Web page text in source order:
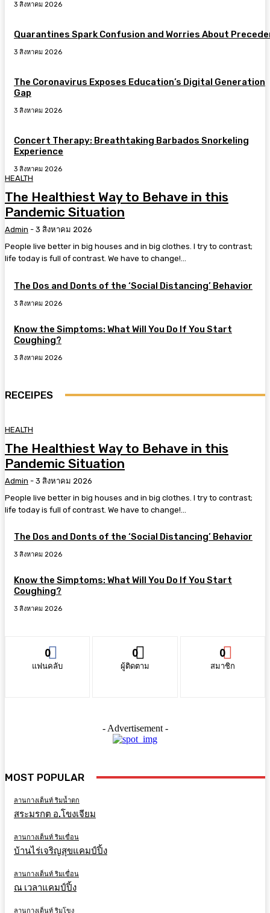
3 สิงหาคม 2026
Quarantines Spark Confusion and Worries About
3 สิงหาคม 2026
The Coronavirus Exposes Education’s Digital Generation
Gap
3 สิงหาคม 2026
Concert Therapy: Breathtaking Barbados Snorkeling
Experience
3 สิงหาคม 2026
HEALTH
The Healthiest Way to Behave in this
Pandemic Situation
Admin - 3 สิงหาคม 2026
People live better in big houses and in big clothes. I try to contrast;
life today is full of contrast. We have to change!...
The Dos and Donts of the ‘Social Distancing’ Behavior
3 สิงหาคม 2026
Know the Simptoms: What Will You Do If You Start
Coughing?
3 สิงหาคม 2026
RECEIPES
HEALTH
The Healthiest Way to Behave in this
Pandemic Situation
Admin - 3 สิงหาคม 2026
People live better in big houses and in big clothes. I try to contrast;
life today is full of contrast. We have to change!...
The Dos and Donts of the ‘Social Distancing’ Behavior
3 สิงหาคม 2026
Know the Simptoms: What Will You Do If You Start
Coughing?
3 สิงหาคม 2026
0
แฟนคลับ
0
ผู้ติดตาม
0
สมาชิก
- Advertisement -
MOST POPULAR
ลานกางเต็นท์ ริมน้ำตก
สระมรกต อ.โขงเจียม
ลานกางเต็นท์ ริมเขื่อน
บ้านไร่เจริญสุขแคมป์ปิ้ง
ลานกางเต็นท์ ริมเขื่อน
ณ เวลาแคมป์ปิ้ง
ลานกางเต็นท์ ริมโขง